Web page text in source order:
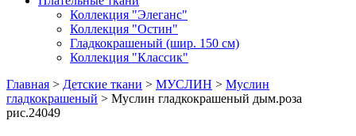
Коллекция "Элеганс"
Коллекция "Остин"
Гладкокрашеный (шир. 150 см)
Коллекция "Классик"
Главная > Детские ткани > МУСЛИН > Муслин
гладкокрашеный > Муслин гладкокрашеный дым.роза
рис.24049